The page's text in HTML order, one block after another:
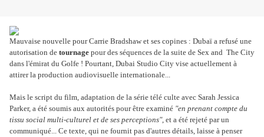
Mauvaise nouvelle pour Carrie Bradshaw et ses copines : Dubaï a refusé une
autorisation de tournage pour des séquences de la suite de Sex and The City
dans l'émirat du Golfe ! Pourtant, Dubai Studio City vise actuellement à
attirer la production audiovisuelle internationale...
Mais le script du film, adaptation de la série télé culte avec Sarah Jessica
Parker, a été soumis aux autorités pour être examiné "en prenant compte du
tissu social multi-culturel et de ses perceptions", et a été rejeté par un
communiqué... Ce texte, qui ne fournit pas d'autres détails, laisse à penser